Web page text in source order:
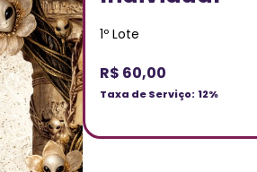
1º Lote
R$ 60,00
Taxa de Serviço: 12%